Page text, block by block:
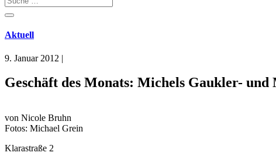
Aktuell
9. Januar 2012 |
Geschäft des Monats: Michels Gaukler-
von Nicole Bruhn
Fotos: Michael Grein
Klarastraße 2